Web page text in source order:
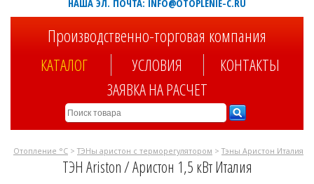
НАША ЭЛ. ПОЧТА: INFO@OTOPLENIE-C.RU
Производственно-торговая компания
КАТАЛОГ УСЛОВИЯ
КОНТАКТЫ
ЗАЯВКА НА РАСЧЕТ
Отопление °C > ТЭНы аристон с терморегулятором > Тэны Аристон Италия
ТЭН Ariston / Аристон 1,5 кВт Италия